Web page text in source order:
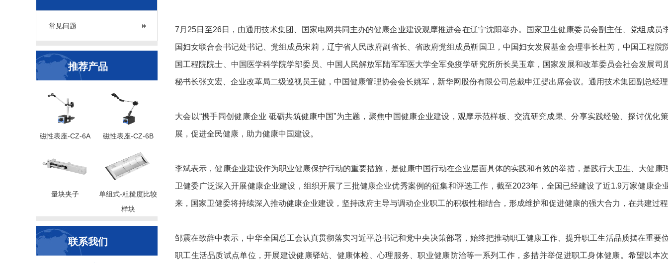
常见问题
推荐产品
磁性表座-CZ-6A 磁性表座-CZ-6B
量块夹子
单组式-粗糙度比较
样块
联系我们
7月25日至26日，由通用技术集团、国家电网共同主办的健康企业建设观摩推进会在辽宁沈阳举办。国家卫生健康委员会副主任、党组成
国妇女联合会书记处书记、党组成员宋莉，辽宁省人民政府副省长、省政府党组成员靳国卫，中国妇女发展基金会理事长杜芮，中国工程
国工程院院士、中国医学科学院学部委员、中国人民解放军陆军军医大学全军免疫学研究所所长吴玉章，国家发展和改革委员会社会发展
秘书长张文宏、企业改革局二级巡视员王健，中国健康管理协会会长姚军，新华网股份有限公司总裁申江婴出席会议。通用技术集团副总经
大会以“携手同创健康企业 砥砺共筑健康中国”为主题，聚焦中国健康企业建设，观摩示范样板、交流研究成果、分享实践经验、探讨优化
展，促进全民健康，助力健康中国建设。
李斌表示，健康企业建设作为职业健康保护行动的重要措施，是健康中国行动在企业层面具体的实践和有效的举措，是践行大卫生、大健
卫健委广泛深入开展健康企业建设，组织开展了三批健康企业优秀案例的征集和评选工作，截至2023年，全国已经建设了近1.9万家健康
来，国家卫健委将持续深入推动健康企业建设，坚持政府主导与调动企业职工的积极性相结合，形成维护和促进健康的强大合力，在共建过
邹震在致辞中表示，中华全国总工会认真贯彻落实习近平总书记和党中央决策部署，始终把推动职工健康工作、提升职工生活品质摆在重
职工生活品质试点单位，开展建设健康驿站、健康体检、心理服务、职业健康防治等一系列工作，多措并举促进职工身体健康。希望以本